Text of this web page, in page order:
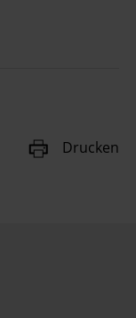
Drucken